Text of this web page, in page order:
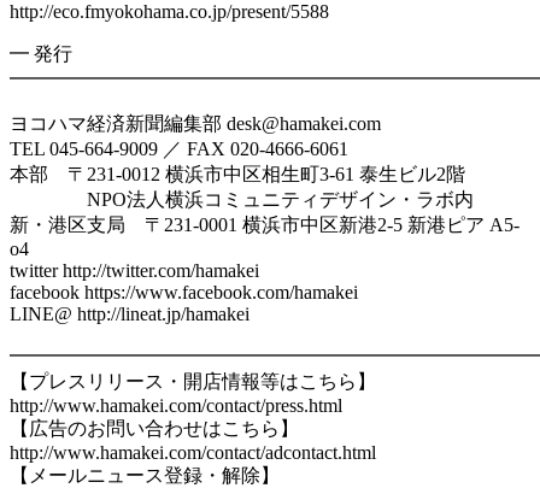
http://eco.fmyokohama.co.jp/present/5588
━ 発行
ヨコハマ経済新聞編集部 desk@hamakei.com
TEL 045-664-9009 ／ FAX 020-4666-6061
本部 〒231-0012 横浜市中区相生町3-61 泰生ビル2階
NPO法人横浜コミュニティデザイン・ラボ内
新・港区支局 〒231-0001 横浜市中区新港2-5 新港ピア A5-
o4
twitter http://twitter.com/hamakei
facebook https://www.facebook.com/hamakei
LINE@ http://lineat.jp/hamakei
【プレスリリース・開店情報等はこちら】
http://www.hamakei.com/contact/press.html
【広告のお問い合わせはこちら】
http://www.hamakei.com/contact/adcontact.html
【メールニュース登録・解除】